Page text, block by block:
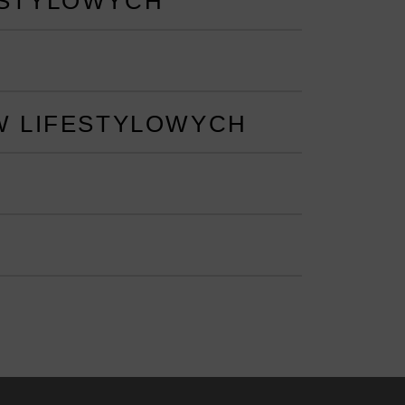
LIFESTYLOWYCH